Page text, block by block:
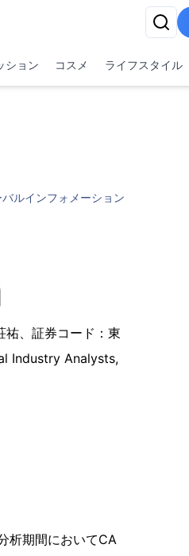
ション コスメ ライフスタイル
ルインフォメーション
祐、証券コード：東
Industry Analysts,
析期間においてCA